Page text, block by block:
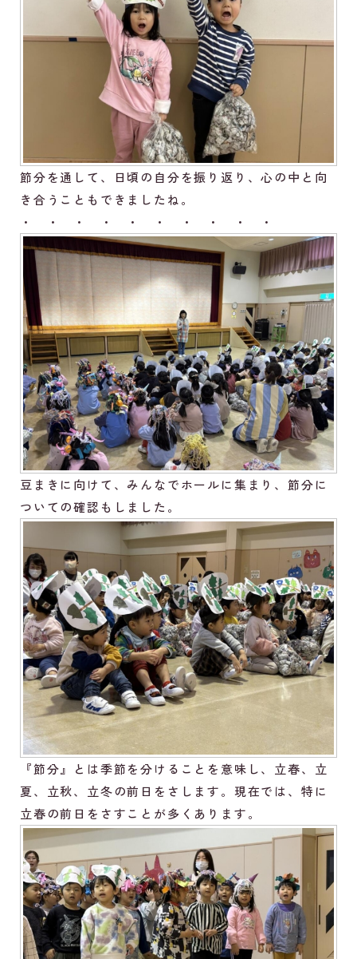
節分を通して、日頃の自分を振り返り、心の中と向
き合うこともできましたね。
・ ・ ・ ・ ・ ・ ・ ・ ・ ・
豆まきに向けて、みんなでホールに集まり、節分に
ついての確認もしました。
『節分』とは季節を分けることを意味し、立春、立
夏、立秋、立冬の前日をさします。現在では、特に
立春の前日をさすことが多くあります。